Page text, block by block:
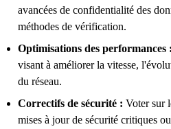
avancées de confidentialité des
méthodes de vérification.
Optimisations des performances :
visant à améliorer la vitesse,
du réseau.
Correctifs de sécurité : Voter sur
mises à jour de sécurité critiques